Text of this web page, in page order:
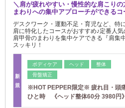
＼肩が疲れやすい・慢性的な肩こり
まわりへの集中アプローチができるコ
デスクワーク・運動不足・育児など、特
肩に特化したコースがおすすめ♪定番人気
肩甲骨のまわりを集中ケアできる『肩集
スッキリ！
新
規
ボディケア ヘッド
整体
骨盤矯正
※HOT PEPPER限定※ 疲れ目・頭
ひと時 《ヘッド整体60分 3980円》